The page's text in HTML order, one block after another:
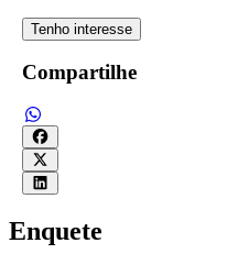
Tenho interesse
Compartilhe
Enquete